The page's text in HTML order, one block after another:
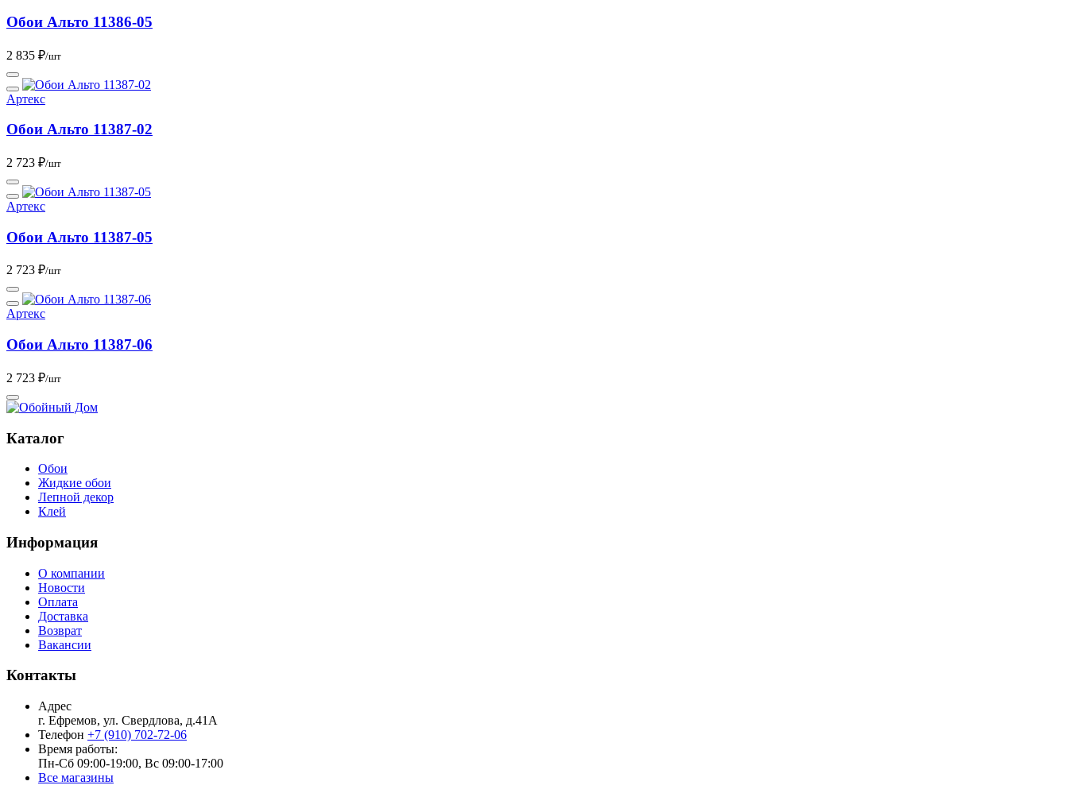
Обои Альто 11386-05
2 835 ₽/шт
Артекс
Обои Альто 11387-02
2 723 ₽/шт
Артекс
Обои Альто 11387-05
2 723 ₽/шт
Артекс
Обои Альто 11387-06
2 723 ₽/шт
Каталог
Обои
Жидкие обои
Лепной декор
Клей
Информация
О компании
Новости
Оплата
Доставка
Возврат
Вакансии
Контакты
Адрес
г. Ефремов, ул. Свердлова, д.41А
Телефон +7 (910) 702-72-06
Время работы:
Пн-Сб 09:00-19:00, Вс 09:00-17:00
Все магазины